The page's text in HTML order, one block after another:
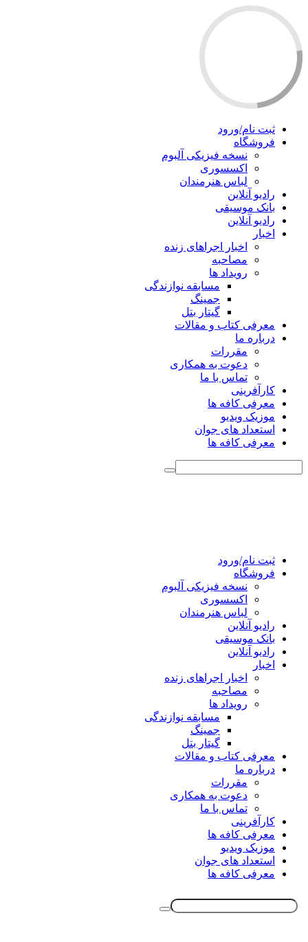
ثبت نام/ورود
فروشگاه
نسخه فیزیکی آلبوم
اکسسوری
لباس هنرمندان
رادیو آنلاین
بانک موسیقی
رادیو آنلاین
اخبار
اخبار اجراهای زنده
مصاحبه
رویداد ها
مسابقه نوازندگی
جمینگ
گیتار بتل
معرفی کتاب و مقالات
درباره ما
مقررات
دعوت به همکاری
تماس با ما
کارآفرینی
معرفی کافه ها
موزیک ویدیو
استعداد های جوان
معرفی کافه ها
ثبت نام/ورود
فروشگاه
نسخه فیزیکی آلبوم
اکسسوری
لباس هنرمندان
رادیو آنلاین
بانک موسیقی
رادیو آنلاین
اخبار
اخبار اجراهای زنده
مصاحبه
رویداد ها
مسابقه نوازندگی
جمینگ
گیتار بتل
معرفی کتاب و مقالات
درباره ما
مقررات
دعوت به همکاری
تماس با ما
کارآفرینی
معرفی کافه ها
موزیک ویدیو
استعداد های جوان
معرفی کافه ها